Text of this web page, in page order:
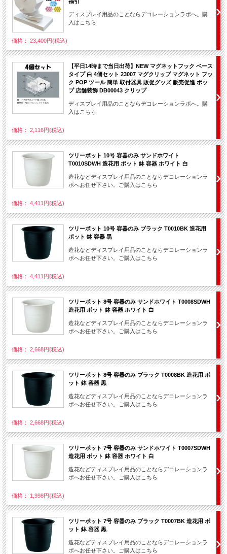
ディスプレイ用品のことならデコレーションラボへ。購
入はこちら
価格： 23,400円(税込)
【平日14時まで当日出荷】NEW マグネットフック ベース
タイプ 白 4個セット 23007 マグクリップ マグネット フッ
ク POP ツール 簡単 取付器具 販促グッズ 販売促進 ポッ
プ 店舗装飾 DB00043 クリップ
ディスプレイ用品のことならデコレーションラボへ。購
入はこちら
価格： 2,116円(税込)
ツリーポット 10号 容器のみ サンドホワイト
T0010SDWH 造花用 ポット 鉢 容器 ホワイト 白
造花などディスプレイ用品のことならデコレーションラ
ボへお任せ下さい。ご購入はこちら
価格： 4,411円(税込)
ツリーポット 10号 容器のみ ブラック T0010BK 造花用
ポット 鉢 容器 黒
造花などディスプレイ用品のことならデコレーションラ
ボへお任せ下さい。ご購入はこちら
価格： 4,411円(税込)
ツリーポット 8号 容器のみ サンドホワイト T0008SDWH
造花用 ポット 鉢 容器 ホワイト 白
造花などディスプレイ用品のことならデコレーションラ
ボへお任せ下さい。ご購入はこちら
価格： 2,668円(税込)
ツリーポット 8号 容器のみ ブラック T0008BK 造花用 ポ
ット 鉢 容器 黒
造花などディスプレイ用品のことならデコレーションラ
ボへお任せ下さい。ご購入はこちら
価格： 2,668円(税込)
ツリーポット 7号 容器のみ サンドホワイト T0007SDWH
造花用 ポット 鉢 容器 ホワイト 白
造花などディスプレイ用品のことならデコレーションラ
ボへお任せ下さい。ご購入はこちら
価格： 1,998円(税込)
ツリーポット 7号 容器のみ ブラック T0007BK 造花用 ポ
ット 鉢 容器 黒
造花などディスプレイ用品のことならデコレーションラ
ボへお任せ下さい。ご購入はこちら